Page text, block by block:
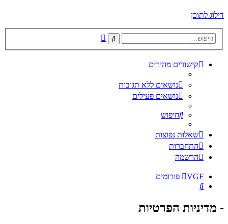
דילוג לתוכן
חיפוש
קישורים מהירים
נושאים ללא תגובות
נושאים פעילים
חיפוש
שאלות נפוצות
התחברות
הרשמה
VGF
פורומים
חיפוש
- מדיניות הפרטיות